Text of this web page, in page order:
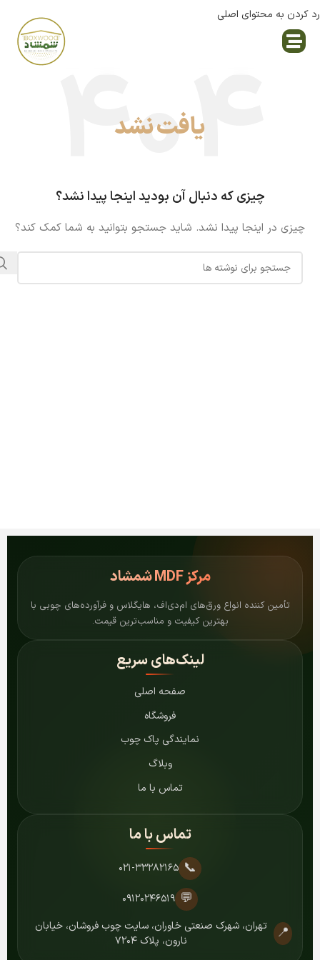
رد کردن به محتوای اصلی
یافت نشد
چیزی که دنبال آن بودید اینجا پیدا نشد؟
چیزی در اینجا پیدا نشد. شاید جستجو بتوانید به شما کمک کند؟
مرکزMDF شمشاد
تأمین کننده انواع ورق‌های ام‌دی‌اف، هایگلاس و فرآورده‌های چوبی با
بهترین کیفیت و مناسب‌ترین قیمت.
لینک‌های سریع
صفحه اصلی
فروشگاه
نمایندگی پاک چوب
وبلاگ
تماس با ما
تماس با ما
📞 ۰۲۱-۳۳۲۸۲۱۶۵
💬 ۰۹۱۲۰۲۴۶۵۱۹
📍
تهران، شهرک صنعتی خاوران، سایت چوب فروشان، خیابان
نارون، پلاک ۷۲۰۴